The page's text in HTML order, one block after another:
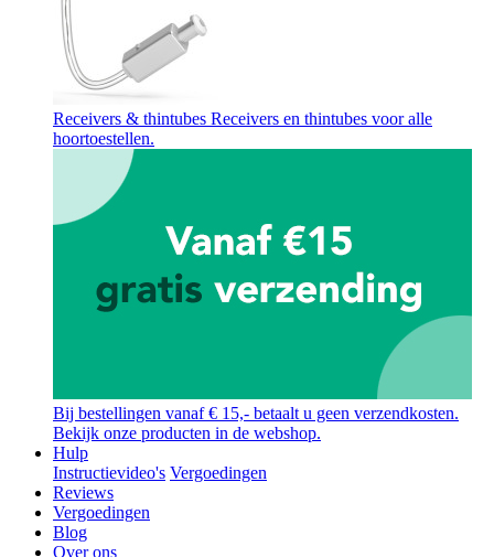
Receivers & thintubes Receivers en thintubes voor alle
hoortoestellen.
Bij bestellingen vanaf € 15,- betaalt u geen verzendkosten.
Bekijk onze producten in de webshop.
Hulp
Instructievideo's Vergoedingen
Reviews
Vergoedingen
Blog
Over ons